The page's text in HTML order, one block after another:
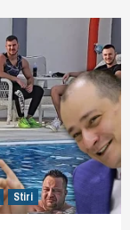
Stiri